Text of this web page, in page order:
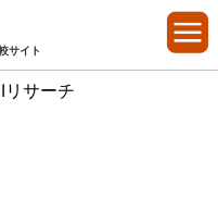
サイト
サーチ